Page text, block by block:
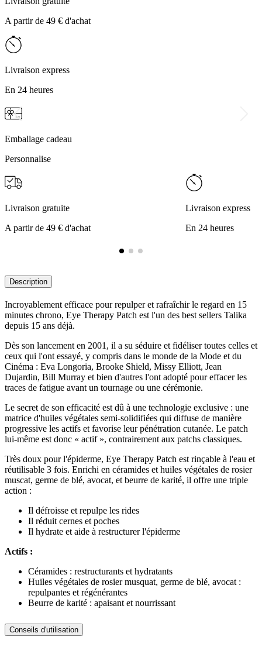
A partir de 49 € d'achat
Livraison express
En 24 heures
Emballage cadeau
Personnalise
Livraison gratuite
A partir de 49 € d'achat
Livraison express
En 24 heures
Description
Incroyablement efficace pour repulper et rafraîchir le regard en 15
minutes chrono, Eye Therapy Patch est l'un des best sellers Talika
depuis 15 ans déjà.
Dès son lancement en 2001, il a su séduire et fidéliser toutes celles et
ceux qui l'ont essayé, y compris dans le monde de la Mode et du
Cinéma : Eva Longoria, Brooke Shield, Missy Elliott, Jean
Dujardin, Bill Murray et bien d'autres l'ont adopté pour effacer les
traces de fatigue avant un tournage ou une cérémonie.
Le secret de son efficacité est dû à une technologie exclusive : une
matrice d'huiles végétales semi-solidifiées qui diffuse de manière
progressive les actifs et favorise leur pénétration cutanée. Le patch
lui-même est donc « actif », contrairement aux patchs classiques.
Très doux pour l'épiderme, Eye Therapy Patch est rinçable à l'eau et
réutilisable 3 fois. Enrichi en céramides et huiles végétales de rosier
muscat, germe de blé, avocat, et beurre de karité, il offre une triple
action :
Il défroisse et repulpe les rides
Il réduit cernes et poches
Il hydrate et aide à restructurer l'épiderme
Actifs :
Céramides : restructurants et hydratants
Huiles végétales de rosier musquat, germe de blé, avocat :
repulpantes et régénérantes
Beurre de karité : apaisant et nourrissant
Conseils d'utilisation